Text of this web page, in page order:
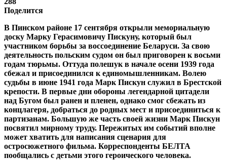
Поделится
В Пинском районе 17 сентября открыли мемориальную
доску Марку Герасимовичу Пискуну, который был
участником борьбы за воссоединение Беларуси. За свою
деятельность польским судом он был приговорен к восьми
годам тюрьмы. Оттуда полешук в начале осени 1939 года
сбежал и присоединился к единомышленникам. Волею
судьбы в июне 1941 года Марк Пискун служил в Брестской
крепости. В первые дни обороны легендарной цитадели
над Бугом был ранен и пленен, однако смог сбежать из
концлагеря, добраться до родных мест и присоединиться к
партизанам. Большую же часть своей жизни Марк Пискун
посвятил мирному труду. Пережитых им событий вполне
может хватить для написания сценария для
остросюжетного фильма. Корреспонденты БЕЛТА
пообщались с детьми этого героического человека.